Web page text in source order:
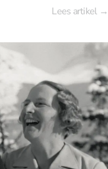
en evolueert vandaag tot
fungeert als
monumentale structuur
overdekte stad
ruimte
de familie Thurn und Taxis
voor de
voor de koetsen op de
net aan de
Lees artikel →